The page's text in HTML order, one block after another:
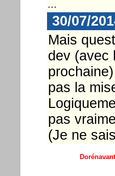
...
30/07/
Mais
dev (avec
pas la
pas
(Je ne